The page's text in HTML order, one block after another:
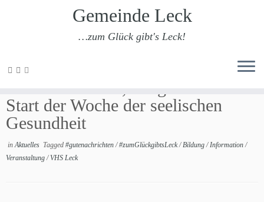
Zum
Gemeinde Leck
…zum Glück gibt's Leck!
Start der Woche der seelischen
Gesundheit
inAktuelles Tagged #gutenachrichten/#zumGlückgibtsLeck/Bildung/Information/
Veranstaltung/VHS Leck